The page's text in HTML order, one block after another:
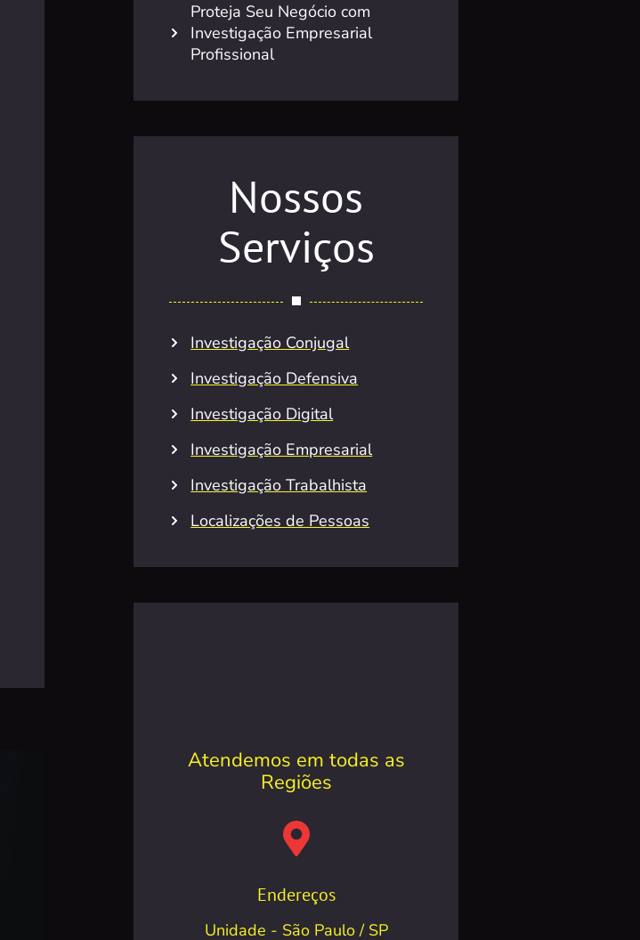
Proteja Seu Negócio com
Investigação Empresarial
Profissional
Nossos
Serviços
Investigação Conjugal
Investigação Defensiva
Investigação Digital
Investigação Empresarial
Investigação Trabalhista
Localizações de Pessoas
Atendemos em todas as
Regiões
Endereços
Unidade - São Paulo / SP